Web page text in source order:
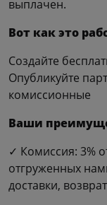
выплачен.
Вот как это
Создайте
Опубликуйте
комиссионные
Ваши
✓ Комиссия: 3%
отгруженных
доставки,